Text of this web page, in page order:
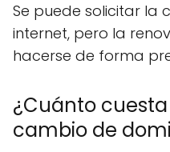
Se puede solicitar la
internet, pero la
hacerse de forma
¿Cuánto
cambio de